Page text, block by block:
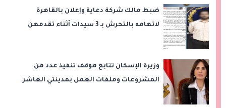
ضبط مالك شركة دعاية وإعلان بالقاهرة
لاتهامه بالتحرش بـ 3 سيدات أثناء تقدمهن
وزيرة الإسكان تتابع موقف تنفيذ عدد من
المشروعات وملفات العمل بمدينتي العاشر